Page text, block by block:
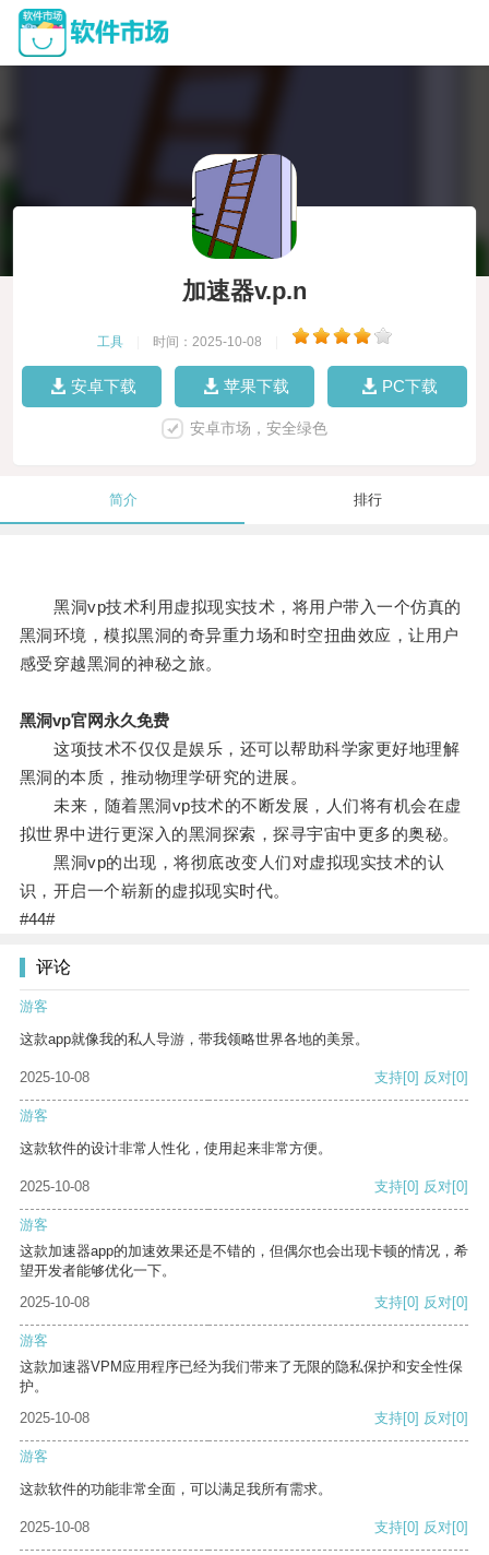
加速器v.p.n
工具 时间：2025-10-08
安卓下载 苹果下载 PC下载
安卓市场，安全绿色
简介 排行
黑洞vp技术利用虚拟现实技术，将用户带入一个仿真的
黑洞环境，模拟黑洞的奇异重力场和时空扭曲效应，让用户
感受穿越黑洞的神秘之旅。
黑洞vp官网永久免费
这项技术不仅仅是娱乐，还可以帮助科学家更好地理解
黑洞的本质，推动物理学研究的进展。
未来，随着黑洞vp技术的不断发展，人们将有机会在虚
拟世界中进行更深入的黑洞探索，探寻宇宙中更多的奥秘。
黑洞vp的出现，将彻底改变人们对虚拟现实技术的认
识，开启一个崭新的虚拟现实时代。
#44#
评论
游客
这款app就像我的私人导游，带我领略世界各地的美景。
2025-10-08 支持[0] 反对[0]
游客
这款软件的设计非常人性化，使用起来非常方便。
2025-10-08 支持[0] 反对[0]
游客
这款加速器app的加速效果还是不错的，但偶尔也会出现卡顿的情况，希
望开发者能够优化一下。
2025-10-08
支持[0] 反对[0]
游客
这款加速器VPM应用程序已经为我们带来了无限的隐私保护和安全性保
护。
2025-10-08
支持[0] 反对[0]
游客
这款软件的功能非常全面，可以满足我所有需求。
2025-10-08 支持[0] 反对[0]